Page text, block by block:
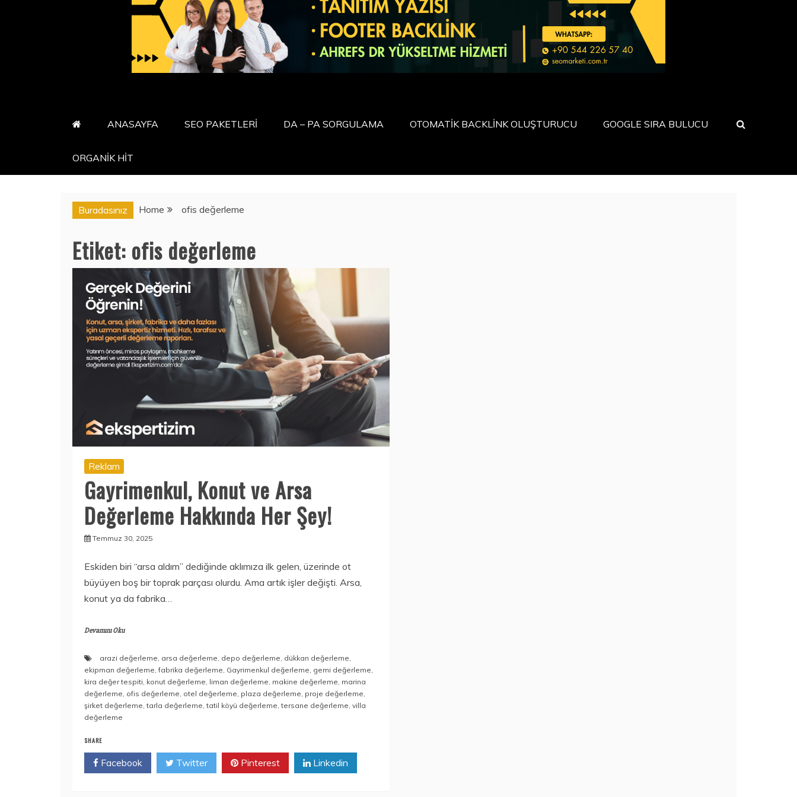
ANASAYFA SEO PAKETLERİ DA – PA SORGULAMA OTOMATİK BACKLİNK OLUŞTURUCU GOOGLE SIRA BULUCU
ORGANİK HİT
Buradasınız Home ofis değerleme
Etiket: ofis değerleme
Reklam
Gayrimenkul, Konut ve Arsa
Değerleme Hakkında Her Şey!
Temmuz 30, 2025
Eskiden biri “arsa aldım” dediğinde aklımıza ilk gelen, üzerinde ot
büyüyen boş bir toprak parçası olurdu. Ama artık işler değişti. Arsa,
konut ya da fabrika…
Devamını Oku
arazi değerleme arsa değerleme depo değerleme dükkan değerleme
ekipman değerleme ,fabrika değerleme Gayrimenkul değerleme gemi değerleme
kira değer tespiti konut değerleme liman değerleme makine değerleme marina
değerleme ofis değerleme otel değerleme plaza değerleme proje değerleme
şirket değerleme ,tarla değerleme ,tatil köyü değerleme ,tersane değerleme villa
değerleme
SHARE
Facebook Twitter Pinterest Linkedin